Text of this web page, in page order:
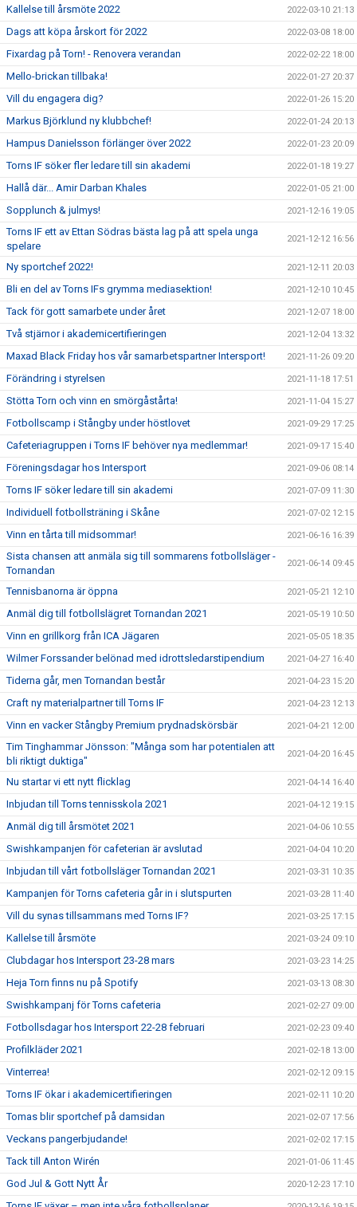
Kallelse till årsmöte 2022 2022-03-10 21:13
Dags att köpa årskort för 2022 2022-03-08 18:00
Fixardag på Torn! - Renovera verandan 2022-02-22 18:00
Mello-brickan tillbaka! 2022-01-27 20:37
Vill du engagera dig? 2022-01-26 15:20
Markus Björklund ny klubbchef! 2022-01-24 20:13
Hampus Danielsson förlänger över 2022 2022-01-23 20:09
Torns IF söker fler ledare till sin akademi 2022-01-18 19:27
Hallå där... Amir Darban Khales 2022-01-05 21:00
Sopplunch & julmys! 2021-12-16 19:05
Torns IF ett av Ettan Södras bästa lag på att spela unga
spelare
2021-12-12 16:56
Ny sportchef 2022! 2021-12-11 20:03
Bli en del av Torns IFs grymma mediasektion! 2021-12-10 10:45
Tack för gott samarbete under året 2021-12-07 18:00
Två stjärnor i akademicertifieringen 2021-12-04 13:32
Maxad Black Friday hos vår samarbetspartner Intersport! 2021-11-26 09:20
Förändring i styrelsen 2021-11-18 17:51
Stötta Torn och vinn en smörgåstårta! 2021-11-04 15:27
Fotbollscamp i Stångby under höstlovet 2021-09-29 17:25
Cafeteriagruppen i Torns IF behöver nya medlemmar! 2021-09-17 15:40
Föreningsdagar hos Intersport 2021-09-06 08:14
Torns IF söker ledare till sin akademi 2021-07-09 11:30
Individuell fotbollsträning i Skåne 2021-07-02 12:15
Vinn en tårta till midsommar! 2021-06-16 16:39
Sista chansen att anmäla sig till sommarens fotbollsläger -
Tornandan
2021-06-14 09:45
Tennisbanorna är öppna 2021-05-21 12:10
Anmäl dig till fotbollslägret Tornandan 2021 2021-05-19 10:50
Vinn en grillkorg från ICA Jägaren 2021-05-05 18:35
Wilmer Forssander belönad med idrottsledarstipendium 2021-04-27 16:40
Tiderna går, men Tornandan består 2021-04-23 15:20
Craft ny materialpartner till Torns IF 2021-04-23 12:13
Vinn en vacker Stångby Premium prydnadskörsbär 2021-04-21 12:00
Tim Tinghammar Jönsson: "Många som har potentialen att
bli riktigt duktiga"
2021-04-20 16:45
Nu startar vi ett nytt flicklag 2021-04-14 16:40
Inbjudan till Torns tennisskola 2021 2021-04-12 19:15
Anmäl dig till årsmötet 2021 2021-04-06 10:55
Swishkampanjen för cafeterian är avslutad 2021-04-04 10:20
Inbjudan till vårt fotbollsläger Tornandan 2021 2021-03-31 10:35
Kampanjen för Torns cafeteria går in i slutspurten 2021-03-28 11:40
Vill du synas tillsammans med Torns IF? 2021-03-25 17:15
Kallelse till årsmöte 2021-03-24 09:10
Clubdagar hos Intersport 23-28 mars 2021-03-23 14:25
Heja Torn finns nu på Spotify 2021-03-13 08:30
Swishkampanj för Torns cafeteria 2021-02-27 09:00
Fotbollsdagar hos Intersport 22-28 februari 2021-02-23 09:40
Profilkläder 2021 2021-02-18 13:00
Vinterrea! 2021-02-12 09:15
Torns IF ökar i akademicertifieringen 2021-02-11 10:20
Tomas blir sportchef på damsidan 2021-02-07 17:56
Veckans pangerbjudande! 2021-02-02 17:15
Tack till Anton Wirén 2021-01-06 11:45
God Jul & Gott Nytt År 2020-12-23 17:10